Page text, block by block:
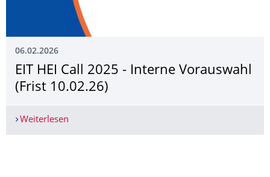
06.02.2026
EIT HEI Call 2025 - Interne Vorauswahl
(Frist 10.02.26)
Weiterlesen